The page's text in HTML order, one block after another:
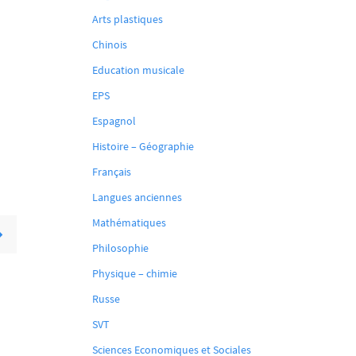
Arts plastiques
Chinois
Education musicale
EPS
Espagnol
Histoire – Géographie
Français
Langues anciennes
Mathématiques
Philosophie
Physique – chimie
Russe
SVT
Sciences Economiques et Sociales